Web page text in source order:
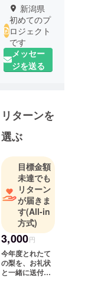
新潟県
初めてのプ
ロジェクト
です
メッセー
ジを送る
リターンを
選ぶ
目標金額
未達でも
リターン
が届きま
す(All-in
方式)
3,000円
今年度とれたて
の梨を、お礼状
と一緒に送付さ